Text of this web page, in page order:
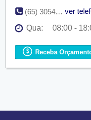
(65) 3054-5010 | (65) 9811-79047
ver
Qua:
08:00 -
Ter:
08:00 -
Qua:
08:00 -
Qui:
08:00 -
Receba